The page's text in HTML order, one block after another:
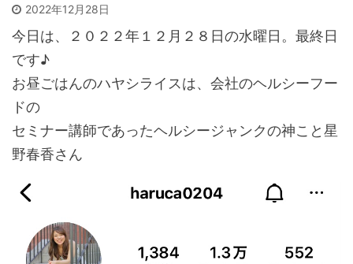
2022年12月28日
今日は、２０２２年１２月２８日の水曜日。最終日
です♪
お昼ごはんのハヤシライスは、会社のヘルシーフー
ドの
セミナー講師であったヘルシージャンクの神こと星
野春香さん